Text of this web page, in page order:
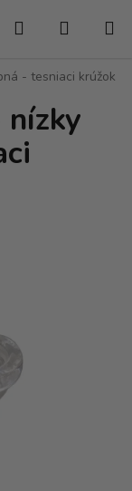
Hľadať
- tesniaci krúžok